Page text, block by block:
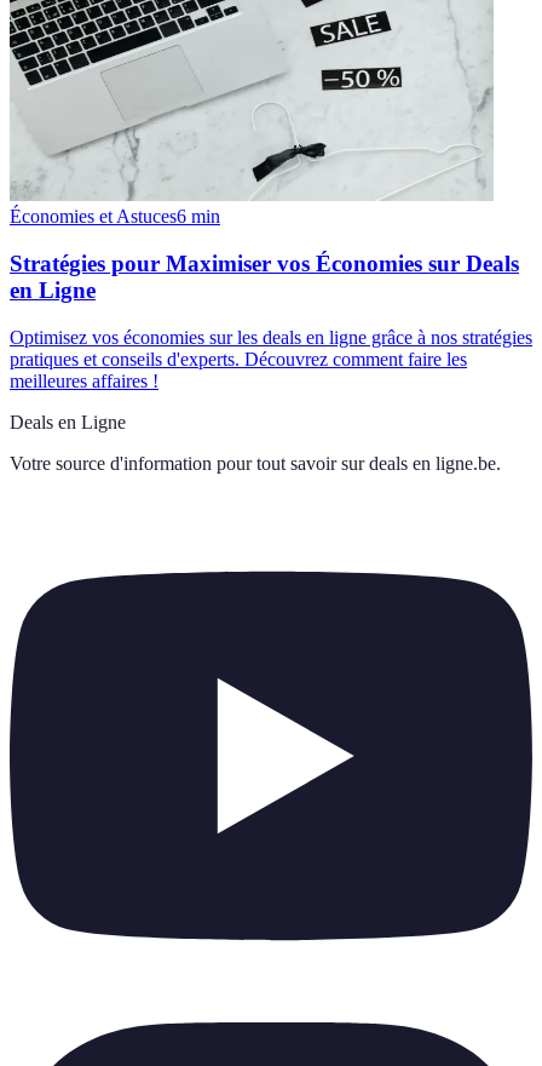
Économies et Astuces6 min
Stratégies pour Maximiser vos Économies sur Deals
en Ligne
Optimisez vos économies sur les deals en ligne grâce à nos stratégies
pratiques et conseils d'experts. Découvrez comment faire les
meilleures affaires !
Deals en Ligne
Votre source d'information pour tout savoir sur deals en ligne.be.